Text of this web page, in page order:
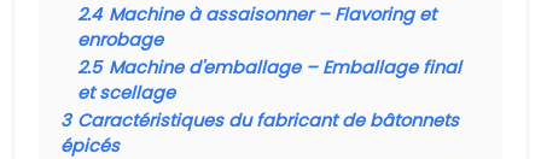
2.4 Machine à assaisonner – Flavoring et
enrobage
2.5 Machine d'emballage – Emballage final
et scellage
3 Caractéristiques du fabricant de bâtonnets
épicés